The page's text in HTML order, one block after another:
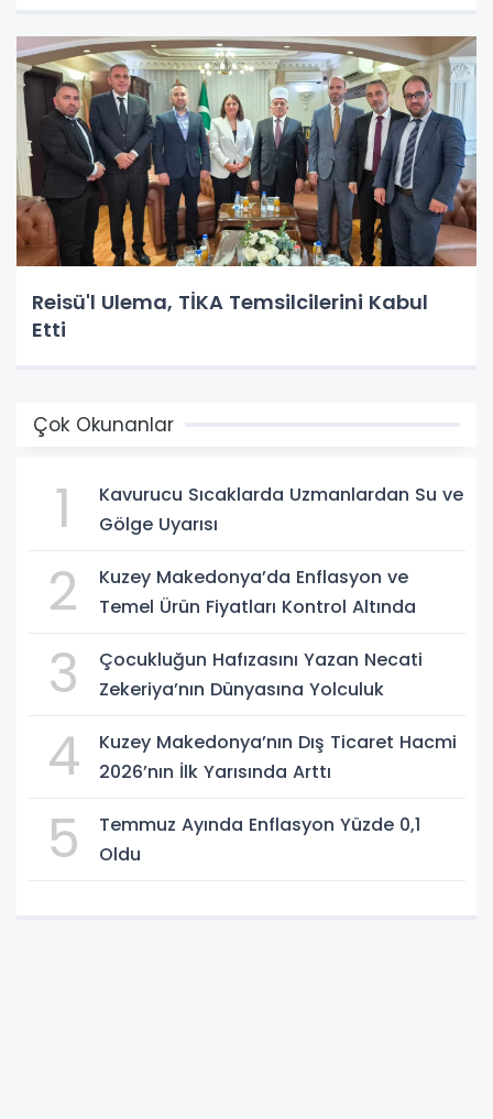
Reisü'l Ulema, TİKA Temsilcilerini Kabul
Etti
Çok Okunanlar
1
Kavurucu Sıcaklarda Uzmanlardan Su ve
Gölge Uyarısı
2
Kuzey Makedonya’da Enflasyon ve
Temel Ürün Fiyatları Kontrol Altında
3
Çocukluğun Hafızasını Yazan Necati
Zekeriya’nın Dünyasına Yolculuk
4
Kuzey Makedonya’nın Dış Ticaret Hacmi
2026’nın İlk Yarısında Arttı
5
Temmuz Ayında Enflasyon Yüzde 0,1
Oldu